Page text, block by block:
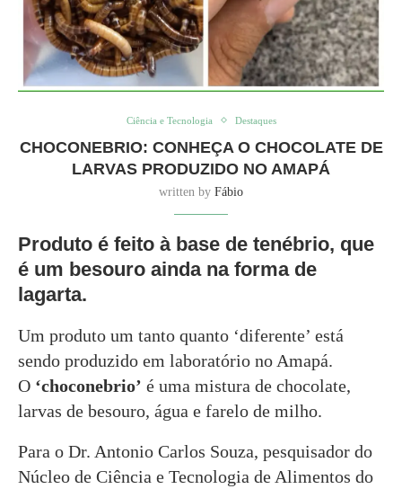
Ciência e Tecnologia Destaques
CHOCONEBRIO: CONHEÇA O CHOCOLATE DE
LARVAS PRODUZIDO NO AMAPÁ
written by Fábio
Produto é feito à base de tenébrio, que
é um besouro ainda na forma de
lagarta.
Um produto um tanto quanto ‘diferente’ está
sendo produzido em laboratório no Amapá.
O ‘choconebrio’ é uma mistura de chocolate,
larvas de besouro, água e farelo de milho.
Para o Dr. Antonio Carlos Souza, pesquisador do
Núcleo de Ciência e Tecnologia de Alimentos do